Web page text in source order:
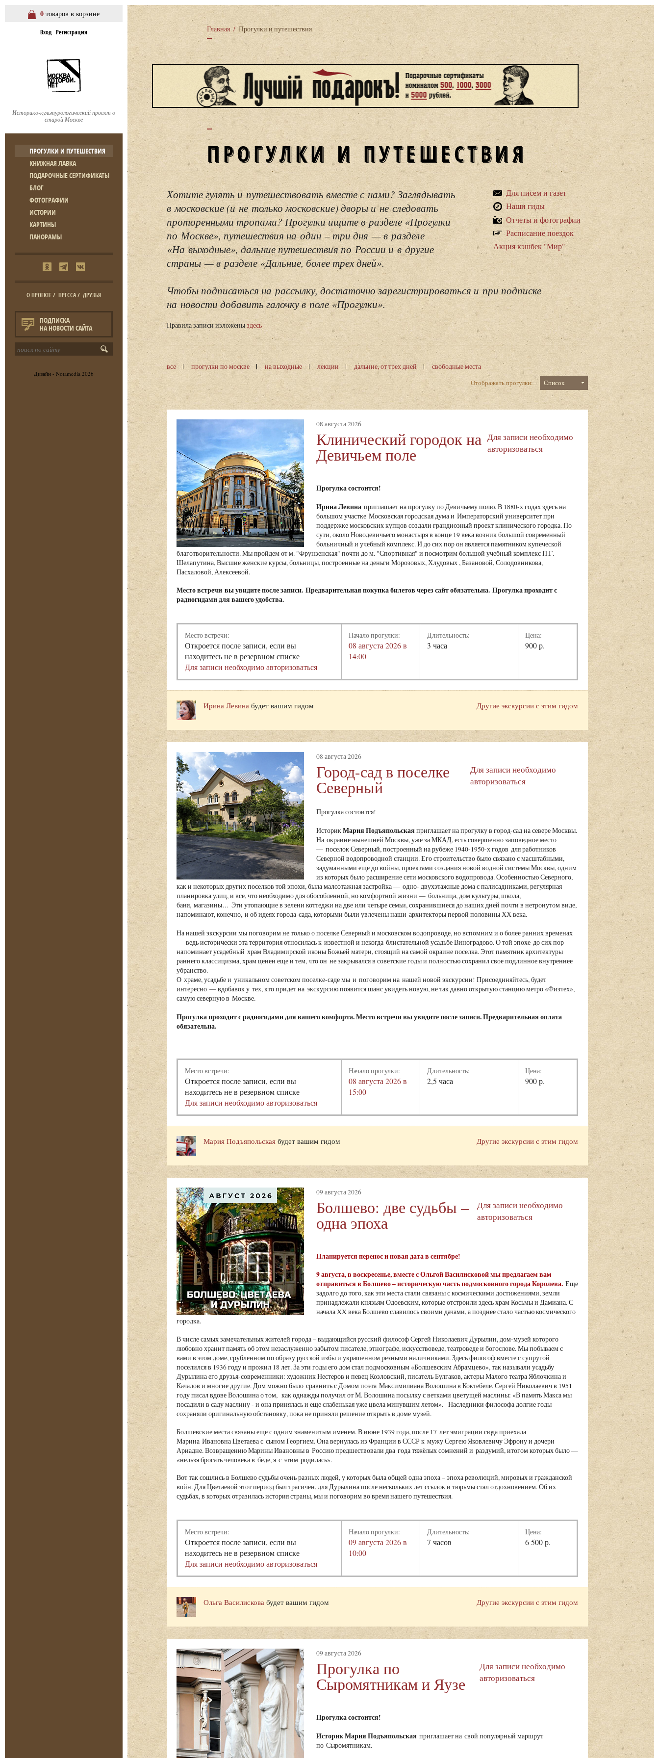
0 товаров в корзине
Вход Регистрация
Историко-культурологический проект о
старой Москве
ПРОГУЛКИ И ПУТЕШЕСТВИЯ
КНИЖНАЯ ЛАВКА
ПОДАРОЧНЫЕ СЕРТИФИКАТЫ
БЛОГ
ФОТОГРАФИИ
ИСТОРИИ
КАРТИНЫ
ПАНОРАМЫ
О ПРОЕКТЕ/ ПРЕССА/ ДРУЗЬЯ
ПОДПИСКА
НА НОВОСТИ САЙТА
Дизайн - Notamedia 2026
Главная / Прогулки и путешествия
ПРОГУЛКИ И ПУТЕШЕСТВИЯ
Для писем и газет
Наши гиды
Отчеты и фотографии
Расписание поездок
Акция кэшбек "Мир"
Хотите гулять и путешествовать вместе с нами? Заглядывать
в московские (и не только московские) дворы и не следовать
проторенными тропами? Прогулки ищите в разделе «Прогулки
по Москве», путешествия на один – три дня — в разделе
«На выходные», дальние путешествия по России и в другие
страны — в разделе «Дальние, более трех дней».
Чтобы подписаться на рассылку, достаточно зарегистрироваться и при подписке
на новости добавить галочку в поле «Прогулки».
Правила записи изложеныздесь
все прогулки по москве на выходные лекции дальние, от трех дней
свободные места
Отображать прогулки:
Список
08 августа 2026
Клинический городок на
Девичьем поле
Для записи необходимо
авторизоваться
Прогулка состоится!
Ирина Левина приглашает на прогулку по Девичьему полю. В 1880-х годах здесь на
большом участке Московская городская дума и Императорский университет при
поддержке московских купцов создали грандиозный проект клинического городка. По
сути, около Новодевичьего монастыря в конце 19 века возник большой современный
больничный и учебный комплекс. И до сих пор он является памятником купеческой
благотворительности. Мы пройдем от м. "Фрунзенская" почти до м. "Спортивная" и посмотрим большой учебный комплекс П.Г.
Шелапутина, Высшие женские курсы, больницы, построенные на деньги Морозовых, Хлудовых , Базановой, Солодовникова,
Пасхаловой, Алексеевой.
Место встречи вы увидите после записи. Предварительная покупка билетов через сайт обязательна. Прогулка проходит с
радиогидами для вашего удобства.
Место встречи:
Откроется после записи, если вы
находитесь не в резервном списке
Для записи необходимо авторизоваться
Начало прогулки:
08 августа 2026 в
14:00
Длительность:
3 часа
Цена:
900 р.
Другие экскурсии с этим гидом
Ирина Левина будет вашим гидом
08 августа 2026
Город-сад в поселке
Северный
Для записи необходимо
авторизоваться
Прогулка состоится!
ИсторикМария Подъяпольская приглашает на прогулку в город-сад на севере Москвы.
На окраине нынешней Москвы, уже за МКАД, есть совершенно заповедное место
— поселок Северный, построенный на рубеже 1940-1950-х годов для работников
Северной водопроводной станции. Его строительство было связано с масштабными,
задуманными еще до войны, проектами создания новой водной системы Москвы, одним
из которых было расширение сети московского водопровода. Особенностью Северного,
как и некоторых других поселков той эпохи, была малоэтажная застройка — одно- двухэтажные дома с палисадниками, регулярная
планировка улиц, и все, что необходимо для обособленной, но комфортной жизни — больница, дом культуры, школа,
баня, магазины… Эти утопающие в зелени коттеджи на две или четыре семьи, сохранившиеся до наших дней почти в нетронутом виде,
напоминают, конечно, и об идеях города-сада, которыми были увлечены наши архитекторы первой половины ХХ века.
На нашей экскурсии мы поговорим не только о поселке Северный и московском водопроводе, но вспомним и о более ранних временах
— ведь исторически эта территория относилась к известной и некогда блистательной усадьбе Виноградово. О той эпохе до сих пор
напоминает усадебный храм Владимирской иконы Божьей матери, стоящий на самой окраине поселка. Этот памятник архитектуры
раннего классицизма, храм ценен еще и тем, что он не закрывался в советские годы и полностью сохранил свое подлинное внутреннее
убранство.
О храме, усадьбе и уникальном советском поселке-саде мы и поговорим на нашей новой экскурсии! Присоединяйтесь, будет
интересно — вдобавок у тех, кто придет на экскурсию появится шанс увидеть новую, не так давно открытую станцию метро «Физтех»,
самую северную в Москве.
Прогулка проходит с радиогидами для вашего комфорта. Место встречи вы увидите после записи. Предварительная оплата
обязательна.
Место встречи:
Откроется после записи, если вы
находитесь не в резервном списке
Для записи необходимо авторизоваться
Начало прогулки:
08 августа 2026 в
15:00
Длительность:
2,5 часа
Цена:
900 р.
Другие экскурсии с этим гидом
Мария Подъяпольская будет вашим гидом
09 августа 2026
Болшево: две судьбы –
одна эпоха
Для записи необходимо
авторизоваться
Планируется перенос и новая дата в сентябре!
9 августа, в воскресенье, вместе с Ольгой Василисковой мы предлагаем вам
отправиться в Болшево – историческую часть подмосковного города Королева. Еще
задолго до того, как эти места стали связаны с космическими достижениями, земли
принадлежали князьям Одоевским, которые отстроили здесь храм Косьмы и Дамиана. С
начала XX века Болшево славилось своими дачами, а позднее стало частью космического
городка.
В числе самых замечательных жителей города – выдающийся русский философ Сергей Николаевич Дурылин, дом-музей которого
любовно хранит память об этом незаслуженно забытом писателе, этнографе, искусствоведе, театроведе и богослове. Мы побываем с
вами в этом доме, срубленном по образу русской избы и украшенном резными наличниками. Здесь философ вместе с супругой
поселился в 1936 году и прожил 18 лет. За эти годы его дом стал подмосковным «Болшевским Абрамцево», так называли усадьбу
Дурылина его друзья-современники: художник Нестеров и певец Козловский, писатель Булгаков, актеры Малого театра Яблочкина и
Качалов и многие другие. Дом можно было сравнить с Домом поэта Максимилиана Волошина в Коктебеле. Сергей Николаевич в 1951
году писал вдове Волошина о том, как однажды получил от М. Волошина посылку с ветками цветущей маслины: «В память Макса мы
посадили в саду маслину - и она принялась и еще слабенькая уже цвела минувшим летом». Наследники философа долгие годы
сохраняли оригинальную обстановку, пока не приняли решение открыть в доме музей.
Болшевские места связаны еще с одним знаменитым именем. В июне 1939 года, после 17 лет эмиграции сюда приехала
Марина Ивановна Цветаева с сыном Георгием. Она вернулась из Франции в СССР к мужу Сергею Яковлевичу Эфрону и дочери
Ариадне. Возвращению Марины Ивановны в Россию предшествовали два года тяжёлых сомнений и раздумий, итогом которых было —
«нельзя бросать человека в беде, я с этим родилась».
Вот так сошлись в Болшево судьбы очень разных людей, у которых была общей одна эпоха – эпоха революций, мировых и гражданской
войн. Для Цветаевой этот период был трагичен, для Дурылина после нескольких лет ссылок и тюрьмы стал отдохновением. Об их
судьбах, в которых отразилась история страны, мы и поговорим во время нашего путешествия.
Место встречи:
Откроется после записи, если вы
находитесь не в резервном списке
Для записи необходимо авторизоваться
Начало прогулки:
09 августа 2026 в
10:00
Длительность:
7 часов
Цена:
6 500 р.
Другие экскурсии с этим гидом
Ольга Василискова будет вашим гидом
09 августа 2026
Прогулка по
Сыромятникам и Яузе
Для записи необходимо
авторизоваться
Прогулка состоится!
Историк Мария Подъяпольская приглашает на свой популярный маршрут
по Сыромятникам.